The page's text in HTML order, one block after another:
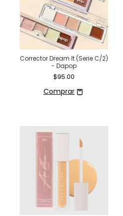
Corrector Dream It (Serie C/2)
- Dapop
$95.00